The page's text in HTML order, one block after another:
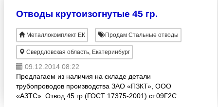
Отводы крутоизогнутые 45 гр.
Металлокомплект ЕК Продам Стальные отводы
Свердловская область, Екатеринбург
09.12.2014 08:22
Предлагаем из наличия на складе детали
трубопроводов производства ЗАО «ПЗКТ», ООО
«АЗТС». Отвод 45 гр.(ГОСТ 17375-2001) ст.09Г2С.